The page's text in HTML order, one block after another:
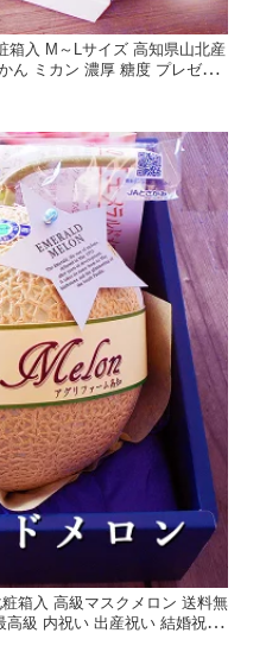
箱入 М～Lサイズ 高知県山北産
ん ミカン 濃厚 糖度 プレゼン
箱入 高級マスクメロン 送料無
級 内祝い 出産祝い 結婚祝い